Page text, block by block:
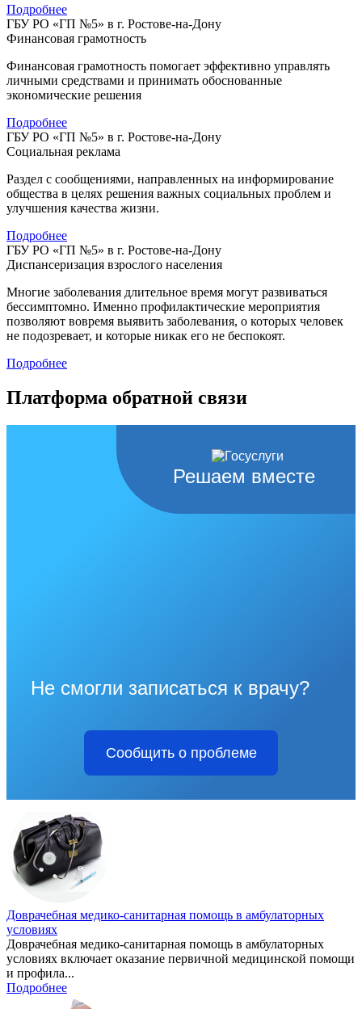
Подробнее
ГБУ РО «ГП №5» в г. Ростове-на-Дону
Финансовая грамотность
Финансовая грамотность помогает эффективно управлять
личными средствами и принимать обоснованные
экономические решения
Подробнее
ГБУ РО «ГП №5» в г. Ростове-на-Дону
Социальная реклама
Раздел с сообщениями, направленных на информирование
общества в целях решения важных социальных проблем и
улучшения качества жизни.
Подробнее
ГБУ РО «ГП №5» в г. Ростове-на-Дону
Диспансеризация взрослого населения
Многие заболевания длительное время могут развиваться
бессимптомно. Именно профилактические мероприятия
позволяют вовремя выявить заболевания, о которых человек
не подозревает, и которые никак его не беспокоят.
Подробнее
Платформа обратной связи
Решаем вместе
Не смогли записаться к врачу?
Сообщить о проблеме
Доврачебная медико-санитарная помощь в амбулаторных
условиях
Доврачебная медико-санитарная помощь в амбулаторных
условиях включает оказание первичной медицинской помощи
и профила...
Подробнее